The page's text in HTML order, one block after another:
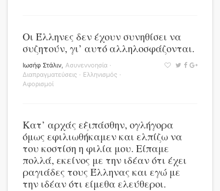
Οι Έλληνες δεν έχουν συνηθίσει να
συζητούν, γι’ αυτό αλληλοσφάζονται.
Ιωσήφ Στάλιν, Ασυνεννοησία ·
Διαπραγματεύσεις · Ελληνισμός ·
Αφορισμοί
Κατ’ αρχάς εξιπάσθην, ογλήγορα
όμως εφιλιωθήκαμεν και ελπίζω να
του κοστίση η φιλία μου. Είπαμε
πολλά, εκείνος με την ιδέαν ότι έχει
ραγιάδες τους Έλληνας και εγώ με
την ιδέαν ότι είμεθα ελεύθεροι.